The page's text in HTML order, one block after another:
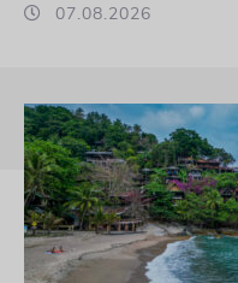
07.08.2026